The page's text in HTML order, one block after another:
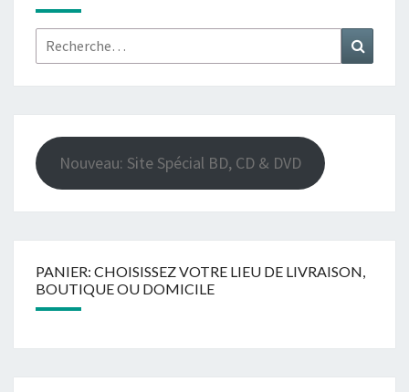
Rechercher :
Nouveau: Site Spécial BD, CD & DVD
PANIER: CHOISISSEZ VOTRE LIEU DE LIVRAISON,
BOUTIQUE OU DOMICILE